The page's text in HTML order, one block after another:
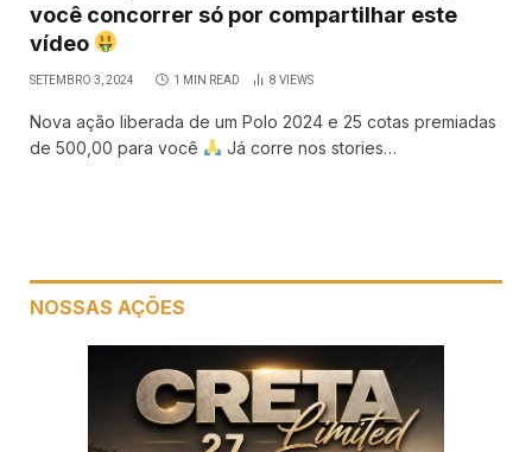
você concorrer só por compartilhar este
vídeo
SETEMBRO 3, 2024 1 MIN READ 8 VIEWS
Nova ação liberada de um Polo 2024 e 25 cotas premiadas
de 500,00 para você
Já corre nos stories…
NOSSAS AÇÕES